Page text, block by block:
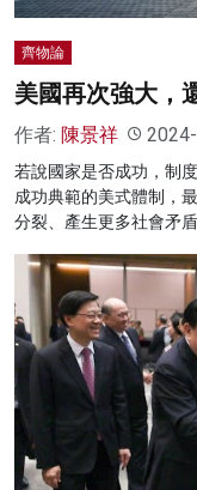
齊物論
美國再次強大，
作者: 陳景祥
若說國家是否成功，制
成功典範的美式體制，
分裂、產生更多社會矛